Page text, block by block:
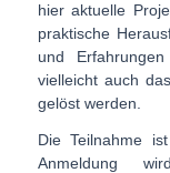
hier aktuelle
praktische
und
vielleicht auch
gelöst werden.
Die Teilnahme
Anmeldung